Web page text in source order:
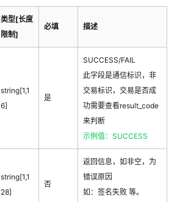
类型[长度
限制]
必填 描述
string[1,1
6]
是
SUCCESS/FAIL
此字段是通信标识，非
交易标识，交易是否成
功需要查看result_code
来判断
示例值：SUCCESS
string[1,1
28]
否
返回信息，如非空，为
错误原因
如：签名失败 等。